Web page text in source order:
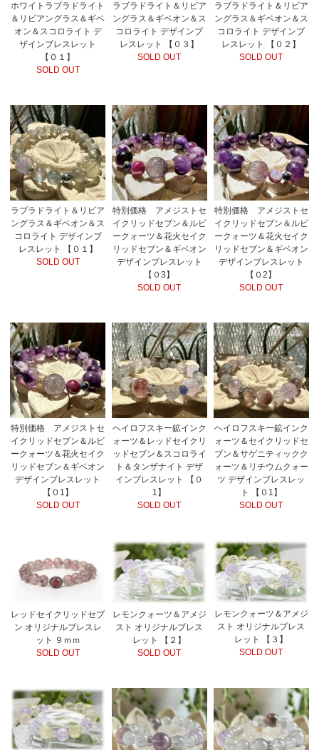
ホワイトラブラドライト
＆リビアングラス＆ギベ
オン＆スコロライト デ
ザインブレスレット
【０１】
SOLD OUT
ラブラドライト＆リビア
ングラス＆ギベオン＆ス
コロライト デザインブ
レスレット 【０３】
SOLD OUT
ラブラドライト＆リビア
ングラス＆ギベオン＆ス
コロライト デザインブ
レスレット 【０２】
SOLD OUT
ラブラドライト＆リビア
ングラス＆ギベオン＆ス
コロライト デザインブ
レスレット 【０１】
SOLD OUT
特別価格 アメジストセ
イクリッドセブン＆ルビ
ークォーツ＆花火セイク
リッドセブン＆ギベオン
デザインブレスレット
【０3】
SOLD OUT
特別価格 アメジストセ
イクリッドセブン＆ルビ
ークォーツ＆花火セイク
リッドセブン＆ギベオン
デザインブレスレット
【０2】
SOLD OUT
特別価格 アメジストセ
イクリッドセブン＆ルビ
ークォーツ＆花火セイク
リッドセブン＆ギベオン
デザインブレスレット
【０1】
SOLD OUT
ヘイロフスキー鉱インク
ォーツ＆レッドセイクリ
ッドセブン＆スコロライ
ト＆タンザナイト デザ
インブレスレット 【０
1】
SOLD OUT
ヘイロフスキー鉱インク
ォーツ＆セイクリッドセ
ブン＆サゲニティックク
ォーツ＆リチウムクォー
ツ デザインブレスレッ
ト 【０1】
SOLD OUT
レッドセイクリッドセブ
ン オリジナルブレスレ
ット ９ｍｍ
SOLD OUT
レモンクォーツ＆アメジ
スト オリジナルブレス
レット 【２】
SOLD OUT
レモンクォーツ＆アメジ
スト オリジナルブレス
レット 【３】
SOLD OUT